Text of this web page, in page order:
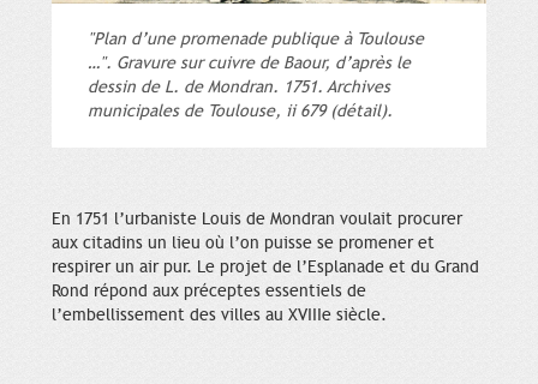
"Plan d’une promenade publique à Toulouse
…". Gravure sur cuivre de Baour, d’après le
dessin de L. de Mondran. 1751. Archives
municipales de Toulouse, ii 679 (détail).
En 1751 l’urbaniste Louis de Mondran voulait procurer
aux citadins un lieu où l’on puisse se promener et
respirer un air pur. Le projet de l’Esplanade et du Grand
Rond répond aux préceptes essentiels de
l’embellissement des villes au XVIIIe siècle.